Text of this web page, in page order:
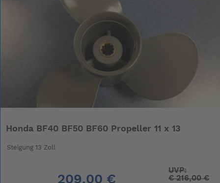
Honda BF40 BF50 BF60 Propeller 11 x 13
Steigung 13 Zoll
209,00 €
UVP:
€216,00 €